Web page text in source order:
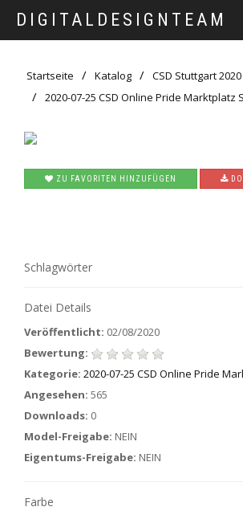
DIGITALDESIGNTEAM
Startseite Katalog
CSD Stuttgart 2020
2020-07-25 CSD Online Pride Marktplatz
ZU FAVORITEN HINZUFÜGEN
Schlagwörter
Datei Details
Veröffentlicht: 02/08/2020
Bewertung:
Kategorie: 2020-07-25 CSD Online Pride
Angesehen: 565
Downloads: 0
Model-Freigabe: NEIN
Eigentums-Freigabe: NEIN
Farbe